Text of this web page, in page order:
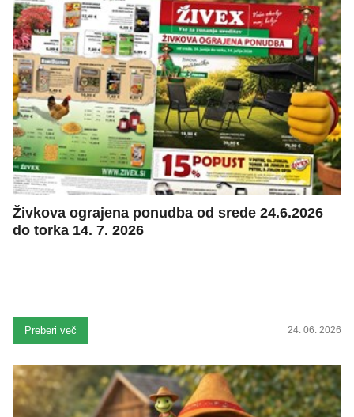
Živkova ograjena ponudba od srede 24.6.2026
do torka 14. 7. 2026
Preberi več 24. 06. 2026